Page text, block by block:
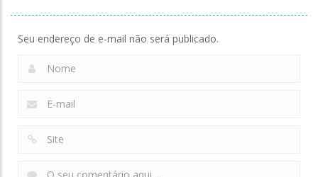
Seu endereço de e-mail não será publicado.